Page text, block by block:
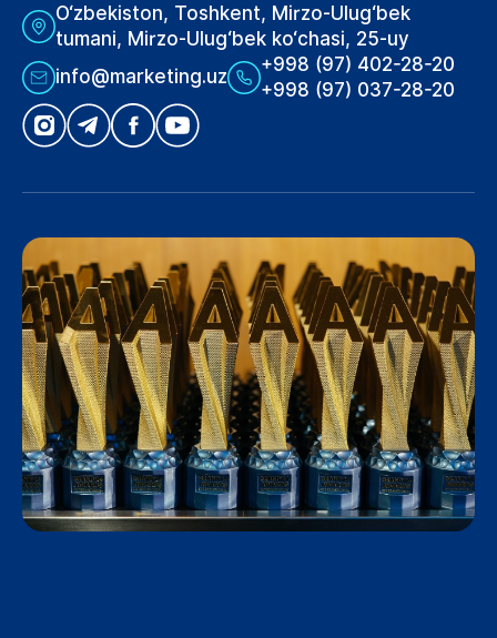
O‘zbekiston, Toshkent, Mirzo-Ulug‘bek
tumani, Mirzo-Ulug‘bek ko‘chasi, 25-uy
info@marketing.uz
+998 (97) 402-28-20
+998 (97) 037-28-20